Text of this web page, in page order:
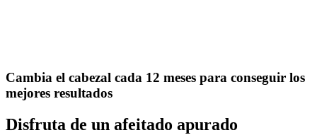
Cambia el cabezal cada 12 meses para conseguir los
mejores resultados
Disfruta de un afeitado apurado